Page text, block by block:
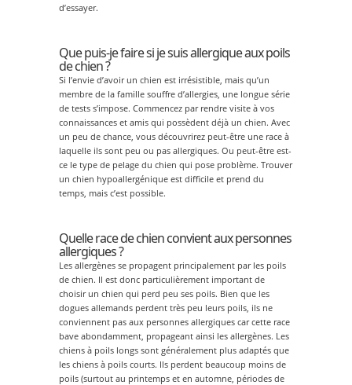
d’essayer.
Que puis-je faire si je suis allergique aux poils
de chien ?
Si l’envie d’avoir un chien est irrésistible, mais qu’un
membre de la famille souffre d’allergies, une longue série
de tests s’impose. Commencez par rendre visite à vos
connaissances et amis qui possèdent déjà un chien. Avec
un peu de chance, vous découvrirez peut-être une race à
laquelle ils sont peu ou pas allergiques. Ou peut-être est-
ce le type de pelage du chien qui pose problème. Trouver
un chien hypoallergénique est difficile et prend du
temps, mais c’est possible.
Quelle race de chien convient aux personnes
allergiques ?
Les allergènes se propagent principalement par les poils
de chien. Il est donc particulièrement important de
choisir un chien qui perd peu ses poils. Bien que les
dogues allemands perdent très peu leurs poils, ils ne
conviennent pas aux personnes allergiques car cette race
bave abondamment, propageant ainsi les allergènes. Les
chiens à poils longs sont généralement plus adaptés que
les chiens à poils courts. Ils perdent beaucoup moins de
poils (surtout au printemps et en automne, périodes de